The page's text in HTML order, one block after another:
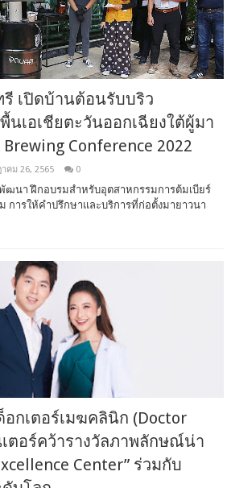
เปิดบ้านต้อนรับบริว
นเอเชียตะวันออกเฉียงใต้ผู้มา
Conference 2022
คม 26, 2565 0
ฒนา ฝึกอบรมสำหรับอุตสาหกรรมการต้มเบียร์
การให้คำปรึกษาและบริการที่ก่อตั้งมายาวนา
กเตอร์เมฆคลินิก (Doctor
ตอร์คว้ารางวัลภาพลักษณ์น่า
Center” ร่วมกับ